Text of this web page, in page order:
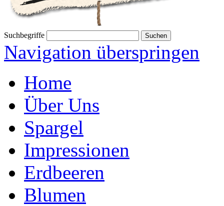
Suchbegriffe
Navigation überspringen
Home
Über Uns
Spargel
Impressionen
Erdbeeren
Blumen